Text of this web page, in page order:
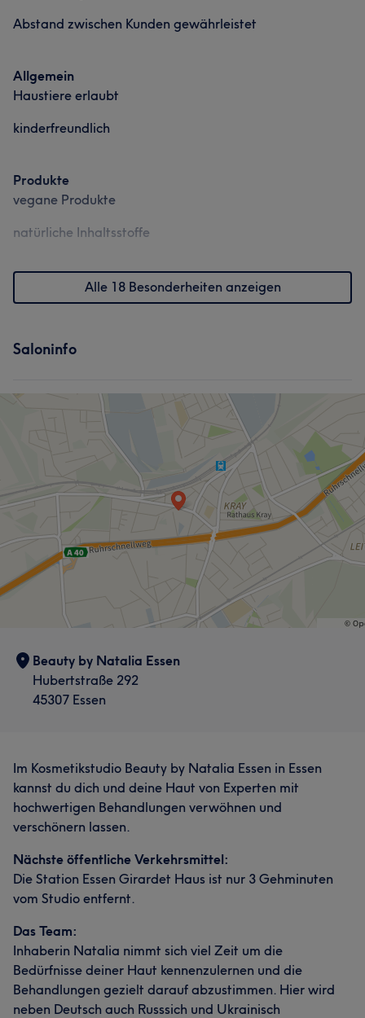
Abstand zwischen Kunden gewährleistet
Allgemein
Haustiere erlaubt
kinderfreundlich
Produkte
vegane Produkte
natürliche Inhaltsstoffe
Alle 18 Besonderheiten anzeigen
Saloninfo
Beauty by Natalia Essen
Hubertstraße 292
45307 Essen
Im Kosmetikstudio Beauty by Natalia Essen in Essen
kannst du dich und deine Haut von Experten mit
hochwertigen Behandlungen verwöhnen und
verschönern lassen.
Nächste öffentliche Verkehrsmittel:
Die Station Essen Girardet Haus ist nur 3 Gehminuten
vom Studio entfernt.
Das Team:
Inhaberin Natalia nimmt sich viel Zeit um die
Bedürfnisse deiner Haut kennenzulernen und die
Behandlungen gezielt darauf abzustimmen. Hier wird
neben Deutsch auch Russsich und Ukrainisch